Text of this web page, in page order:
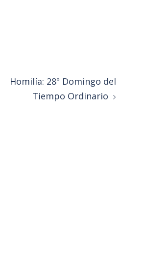
Homilía: 28º Domingo del
Tiempo Ordinario